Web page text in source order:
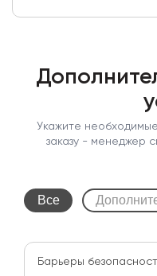
Укажите
заказу - менеджер
Все
Барьеры